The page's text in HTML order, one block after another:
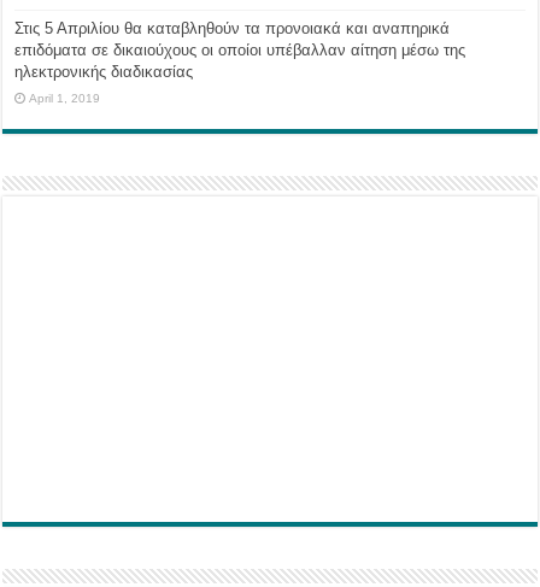
Στις 5 Απριλίου θα καταβληθούν τα προνοιακά και αναπηρικά
επιδόματα σε δικαιούχους οι οποίοι υπέβαλλαν αίτηση μέσω της
ηλεκτρονικής διαδικασίας
April 1, 2019